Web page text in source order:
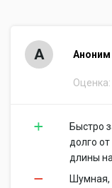
А Аноним
Оценка:
Быстро
долго
длины
Шумная,